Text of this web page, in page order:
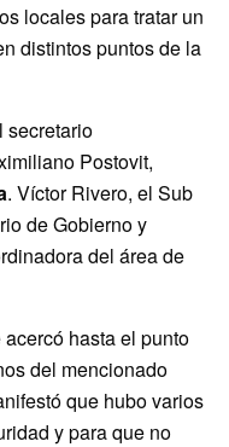
locales para tratar un
distintos puntos de la
secretario
Postovit,
. Víctor Rivero, el Sub
de Gobierno y
del área de
hasta el punto
del mencionado
que hubo varios
y para que no